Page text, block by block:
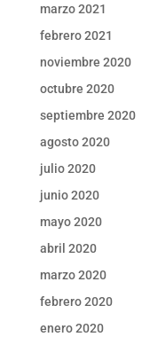
marzo 2021
febrero 2021
noviembre 2020
octubre 2020
septiembre 2020
agosto 2020
julio 2020
junio 2020
mayo 2020
abril 2020
marzo 2020
febrero 2020
enero 2020